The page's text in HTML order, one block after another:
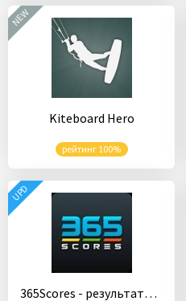
Kiteboard Hero
рейтинг 100%
NEW
365Scores - результаты матчей Онлайн
UPD